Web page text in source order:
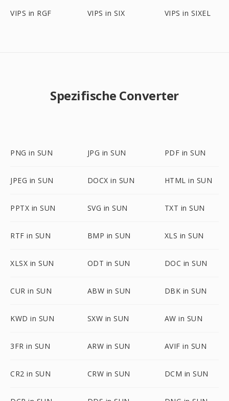
VIPS in RGF VIPS in SIX VIPS in SIXEL
Spezifische Converter
PNG in SUN JPG in SUN PDF in SUN
JPEG in SUN DOCX in SUN HTML in SUN
PPTX in SUN SVG in SUN TXT in SUN
RTF in SUN BMP in SUN XLS in SUN
XLSX in SUN ODT in SUN DOC in SUN
CUR in SUN ABW in SUN DBK in SUN
KWD in SUN SXW in SUN AW in SUN
3FR in SUN ARW in SUN AVIF in SUN
CR2 in SUN CRW in SUN DCM in SUN